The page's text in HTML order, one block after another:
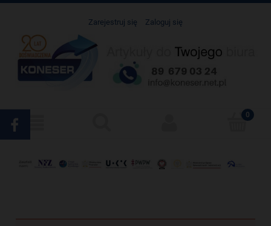
Zarejestruj się Zaloguj się